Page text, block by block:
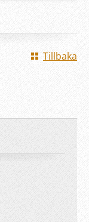
Tillbaka